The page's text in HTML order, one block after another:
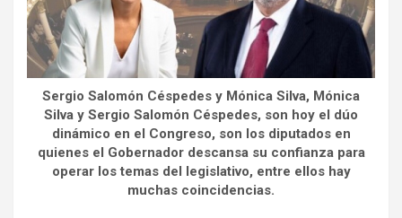
Sergio Salomón Céspedes y Mónica Silva, Mónica
Silva y Sergio Salomón Céspedes, son hoy el dúo
dinámico en el Congreso, son los diputados en
quienes el Gobernador descansa su confianza para
operar los temas del legislativo, entre ellos hay
muchas coincidencias.